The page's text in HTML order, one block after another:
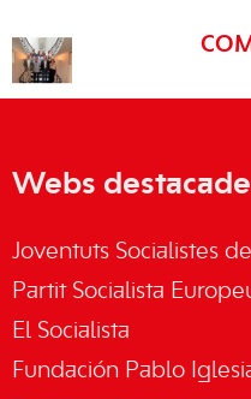
Webs
Joventuts Socialistes
Partit Socialista
El Socialista
Fundación Pablo